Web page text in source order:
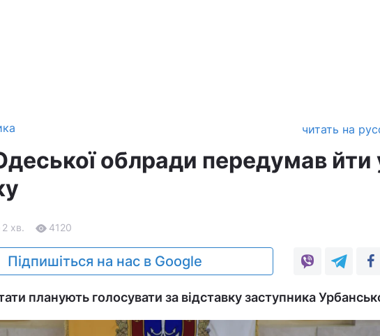
читать на
облради передумав йти
2 хв. 4120
Підпишіться на нас в Google
планують голосувати за відставку заступника